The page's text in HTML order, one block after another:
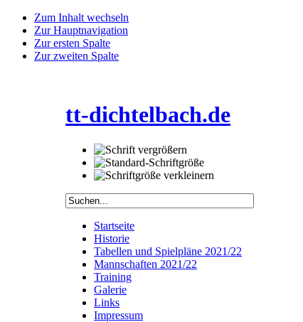
Zum Inhalt wechseln
Zur Hauptnavigation
Zur ersten Spalte
Zur zweiten Spalte
tt-dichtelbach.de
Startseite
Historie
Tabellen und Spielpläne 2021/22
Mannschaften 2021/22
Training
Galerie
Links
Impressum